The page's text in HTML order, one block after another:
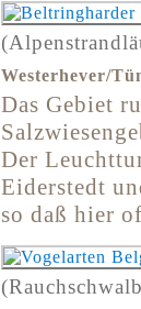
Westerhever/
Das Gebiet
Der
Eiderstedt
so daß hier